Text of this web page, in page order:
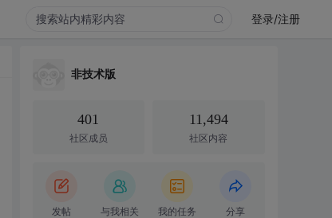
登录/注册
非技术版
401
社区成员
11,494
社区内容
发帖 与我相关 我的任务 分享